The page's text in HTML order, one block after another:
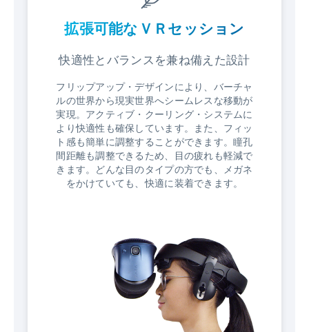
拡張可能なＶＲセッション
快適性とバランスを兼ね備えた設計
フリップアップ・デザインにより、バーチャ
ルの世界から現実世界へシームレスな移動が
実現。アクティブ・クーリング・システムに
より快適性も確保しています。また、フィッ
ト感も簡単に調整することができます。瞳孔
間距離も調整できるため、目の疲れも軽減で
きます。どんな目のタイプの方でも、メガネ
をかけていても、快適に装着できます。